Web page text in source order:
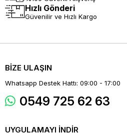
Hızlı Gönderi
Güvenilir ve Hızlı Kargo
BİZE ULAŞIN
Whatsapp Destek Hattı: 09:00 - 17:00
0549 725 62 63
UYGULAMAYI İNDİR